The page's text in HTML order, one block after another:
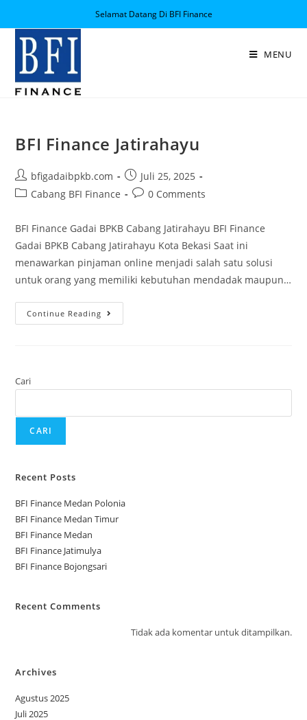
Selamat Datang Di BFI Finance
MENU
BFI Finance Jatirahayu
bfigadaibpkb.com
Juli 25, 2025
Cabang BFI Finance
0 Comments
BFI Finance Gadai BPKB Cabang Jatirahayu BFI Finance
Gadai BPKB Cabang Jatirahayu Kota Bekasi Saat ini
menawarkan pinjaman online menjadi salah satu solusi
untuk orang yang memiliki kebutuhan mendadak maupun…
Continue Reading
Cari
CARI
Recent Posts
BFI Finance Medan Polonia
BFI Finance Medan Timur
BFI Finance Medan
BFI Finance Jatimulya
BFI Finance Bojongsari
Recent Comments
Tidak ada komentar untuk ditampilkan.
Archives
Agustus 2025
Juli 2025